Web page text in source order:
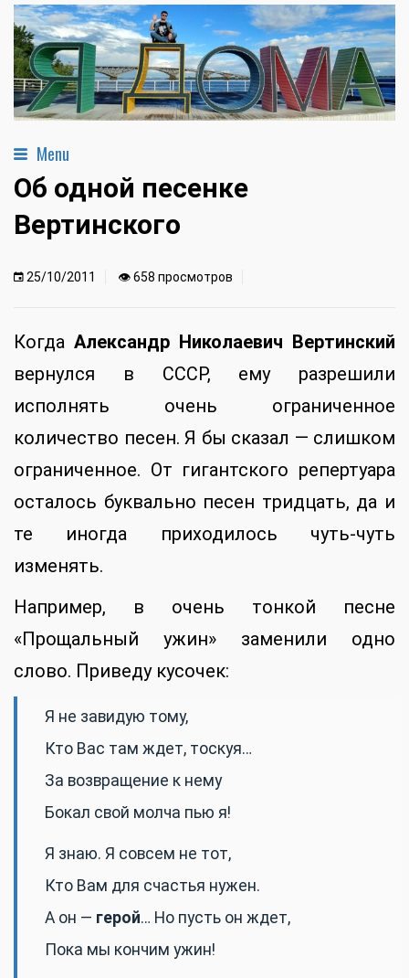
Menu
Об одной песенке
Вертинского
25/10/2011 👁 658 просмотров
Когда Александр Николаевич Вертинский
вернулся в СССР, ему разрешили
исполнять очень ограниченное
количество песен. Я бы сказал — слишком
ограниченное. От гигантского репертуара
осталось буквально песен тридцать, да и
те иногда приходилось чуть-чуть
изменять.
Например, в очень тонкой песне
«Прощальный ужин» заменили одно
слово. Приведу кусочек:
Я не завидую тому,
Кто Вас там ждет, тоскуя…
За возвращение к нему
Бокал свой молча пью я!
Я знаю. Я совсем не тот,
Кто Вам для счастья нужен.
А он — герой… Но пусть он ждет,
Пока мы кончим ужин!